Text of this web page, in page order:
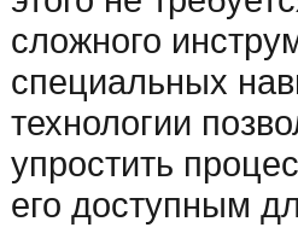
сложного
специальных
технологии
упростить
его доступным